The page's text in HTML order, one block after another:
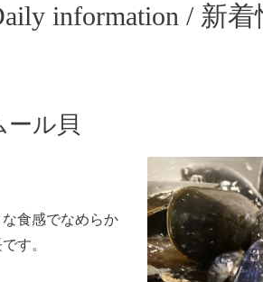
information / 新着
ール貝
食感でなめらか
す。